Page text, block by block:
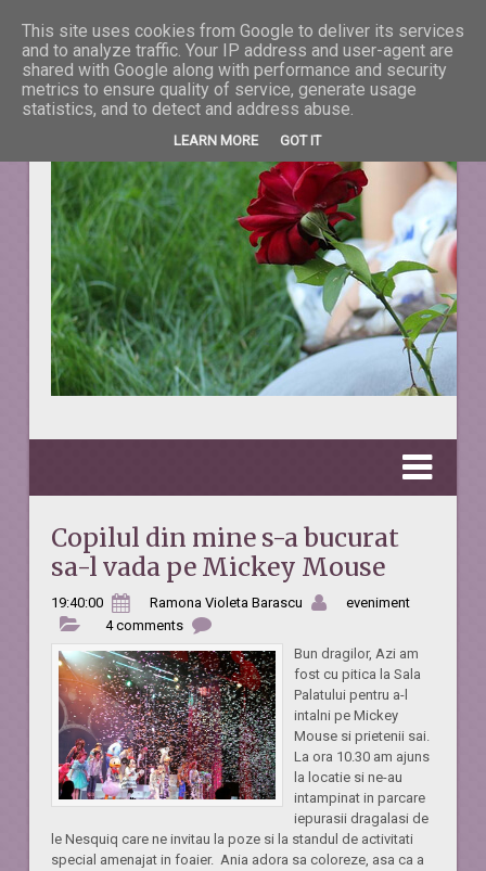
La taifas cu
DESPRE TOT CEEA CE NE ÎNFRUMUSEŢEAZĂ VIAŢA.
Copilul din mine s-a bucurat
sa-l vada pe Mickey Mouse
19:40:00 Ramona Violeta Barascu
eveniment
4 comments
Bun dragilor, Azi am
fost cu pitica la Sala
Palatului pentru a-l
intalni pe Mickey
Mouse si prietenii sai.
La ora 10.30 am ajuns
la locatie si ne-au
intampinat in parcare
iepurasii dragalasi de
le Nesquiq care ne invitau la poze si la standul de activitati
special amenajat in foaier. Ania adora sa coloreze, asa ca a
This site uses cookies from Google to deliver its services
and to analyze traffic. Your IP address and user-agent are
shared with Google along with performance and security
metrics to ensure quality of service, generate usage
statistics, and to detect and address abuse.
LEARN MORE GOT IT